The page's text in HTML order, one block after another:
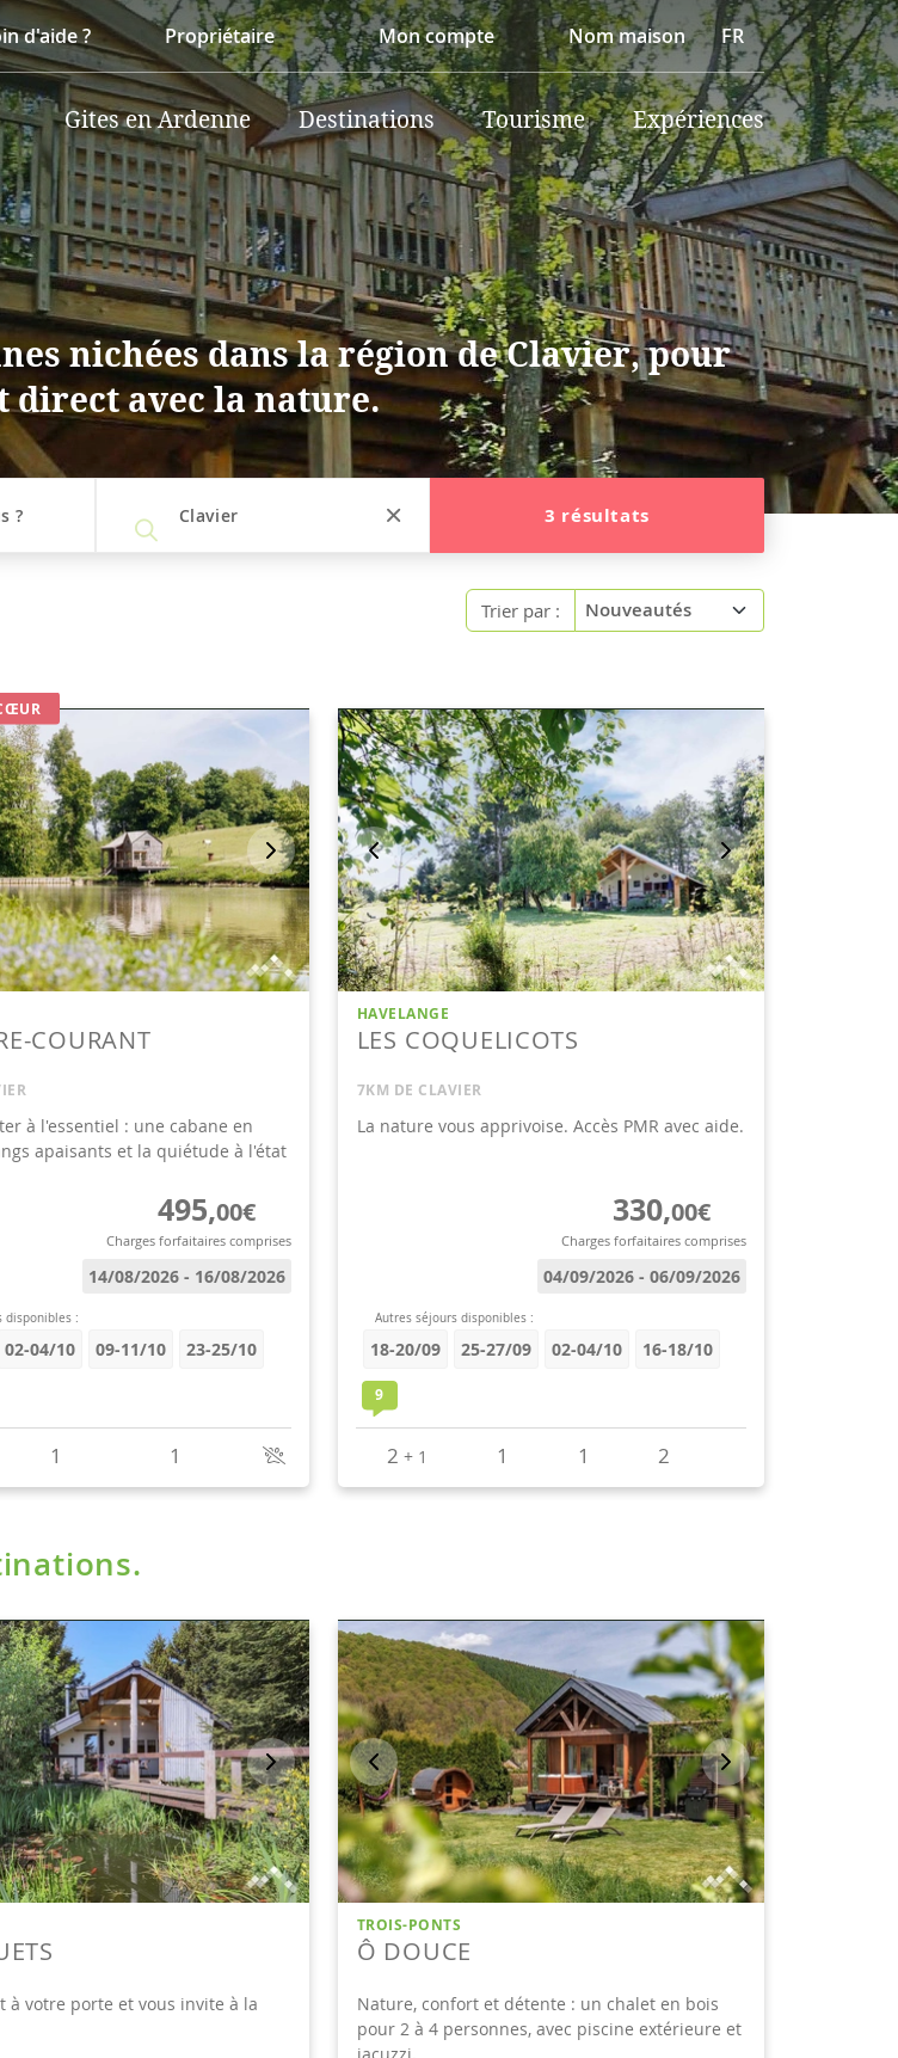
d'aide ? Propriétaire Mon compte Nom maison FR
Gites en Ardenne Destinations Tourisme Expériences
nichées dans la région de Clavier, pour
direct avec la nature.
? Clavier 3 résultats
Trier par :